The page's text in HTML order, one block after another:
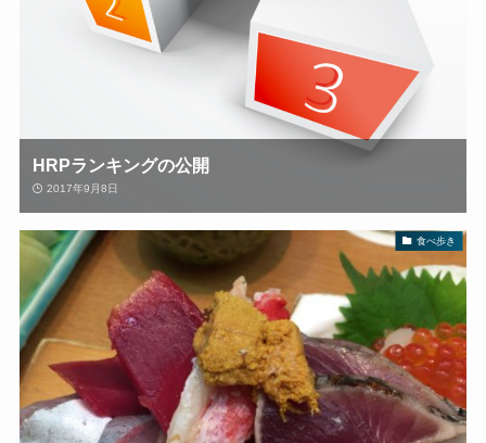
HRPランキングの公開
2017年9月8日
食べ歩き